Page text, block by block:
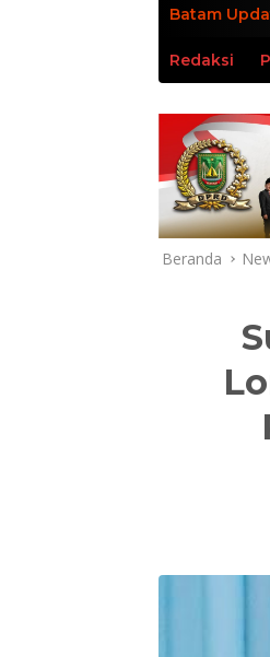
Batam
Redaksi
Beranda